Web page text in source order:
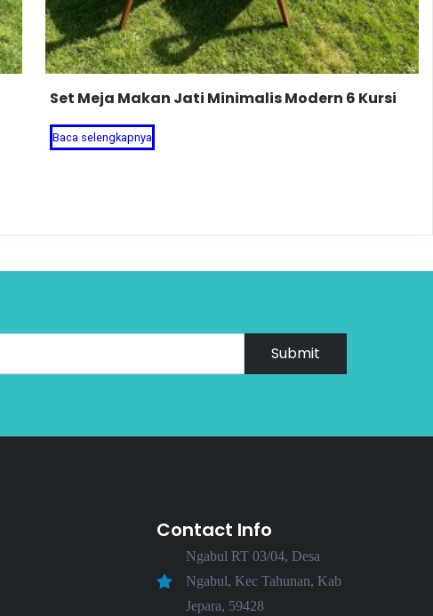
Set Meja Makan Jati Minimalis Modern 6 Kursi
Baca selengkapnya
Submit
Contact Info
Ngabul RT 03/04, Desa
Ngabul, Kec Tahunan, Kab
Jepara, 59428